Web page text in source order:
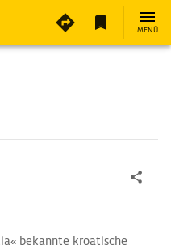
MENÜ
bekannte kroatische